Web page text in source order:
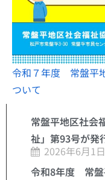
令和７年度 常盤平
ついて
常盤平地区社会
祉」第93号が発
2026年6月1日
令和8年度 常